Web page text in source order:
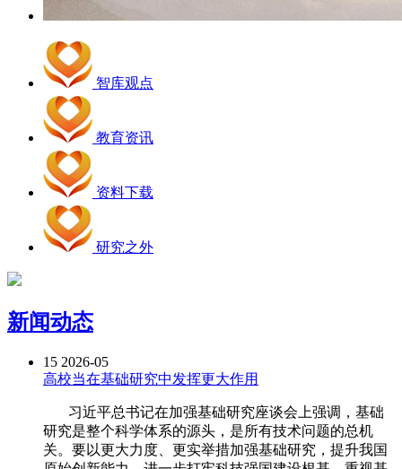
智库观点
教育资讯
资料下载
研究之外
新闻动态
15 2026-05
高校当在基础研究中发挥更大作用
习近平总书记在加强基础研究座谈会上强调，基础
研究是整个科学体系的源头，是所有技术问题的总机
关。要以更大力度、更实举措加强基础研究，提升我国